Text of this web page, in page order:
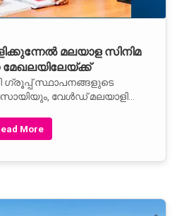
മലയാള സിനിമ
മേഖലയിലേയ്ക്ക്
ഗ്രൂപ്പ് സ്ഥാപനങ്ങളുടെ
വേള്‍ഡ് മലയാളി
More